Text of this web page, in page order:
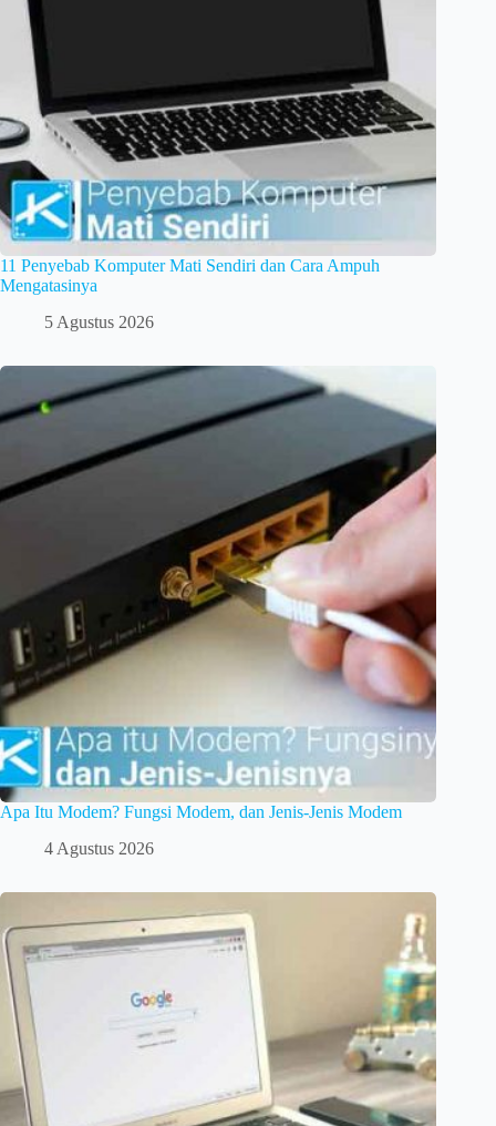
11 Penyebab Komputer Mati Sendiri dan Cara Ampuh
Mengatasinya
5 Agustus 2026
Apa Itu Modem? Fungsi Modem, dan Jenis-Jenis Modem
4 Agustus 2026